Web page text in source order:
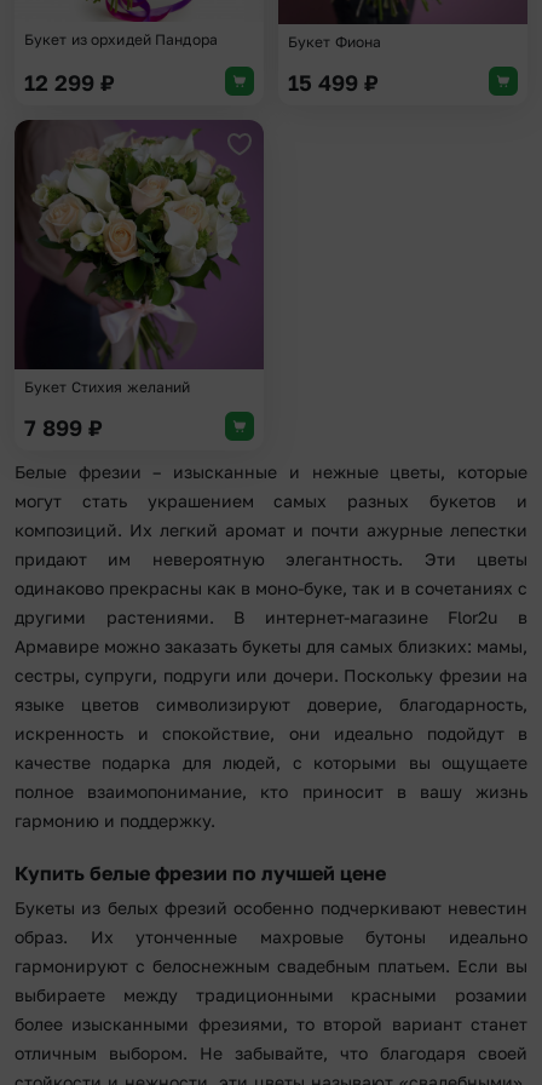
Букет из орхидей Пандора
12 299 ₽
Букет Фиона
15 499 ₽
Букет Стихия желаний
7 899 ₽
Белые фрезии – изысканные и нежные цветы, которые
могут стать украшением самых разных букетов и
композиций. Их легкий аромат и почти ажурные лепестки
придают им невероятную элегантность. Эти цветы
одинаково прекрасны как в моно-буке, так и в сочетаниях с
другими растениями. В интернет-магазине Flor2u в
Армавире можно заказать букеты для самых близких: мамы,
сестры, супруги, подруги или дочери. Поскольку фрезии на
языке цветов символизируют доверие, благодарность,
искренность и спокойствие, они идеально подойдут в
качестве подарка для людей, с которыми вы ощущаете
полное взаимопонимание, кто приносит в вашу жизнь
гармонию и поддержку.
Купить белые фрезии по лучшей цене
Букеты из белых фрезий особенно подчеркивают невестин
образ. Их утонченные махровые бутоны идеально
гармонируют с белоснежным свадебным платьем. Если вы
выбираете между традиционными красными розамии
более изысканными фрезиями, то второй вариант станет
отличным выбором. Не забывайте, что благодаря своей